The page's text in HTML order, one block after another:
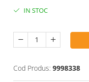
IN STOC
Cod Produs: 9998338